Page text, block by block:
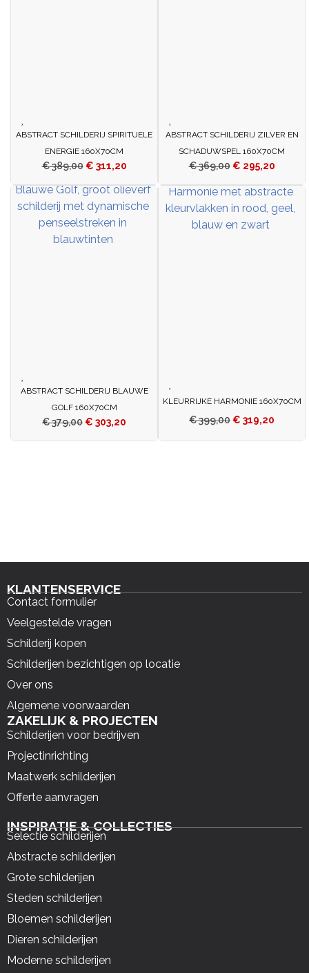
ABSTRACT SCHILDERIJ SPIRITUELE
ENERGIE 160X70CM
€389,00 € 311,20
ABSTRACT SCHILDERIJ ZILVER EN
SCHADUWSPEL 160X70CM
€369,00 € 295,20
ABSTRACT SCHILDERIJ BLAUWE
GOLF 160X70CM
€379,00 € 303,20
KLEURRIJKE HARMONIE 160X70CM
€399,00 € 319,20
KLANTENSERVICE
Contact formulier
Veelgestelde vragen
Schilderij kopen
Schilderijen bezichtigen op locatie
Over ons
Algemene voorwaarden
ZAKELIJK & PROJECTEN
Schilderijen voor bedrijven
Projectinrichting
Maatwerk schilderijen
Offerte aanvragen
INSPIRATIE & COLLECTIES
Selectie schilderijen
Abstracte schilderijen
Grote schilderijen
Steden schilderijen
Bloemen schilderijen
Dieren schilderijen
Moderne schilderijen